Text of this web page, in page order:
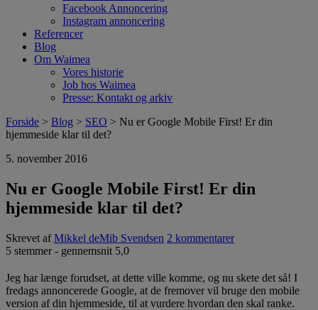
Facebook Annoncering
Instagram annoncering
Referencer
Blog
Om Waimea
Vores historie
Job hos Waimea
Presse: Kontakt og arkiv
Forside > Blog > SEO > Nu er Google Mobile First! Er din
hjemmeside klar til det?
5. november 2016
Nu er Google Mobile First! Er din
hjemmeside klar til det?
Skrevet afMikkel deMib Svendsen 2 kommentarer
5 stemmer - gennemsnit 5,0
Jeg har længe forudset, at dette ville komme, og nu skete det så! I
fredags annoncerede Google, at de fremover vil bruge den mobile
version af din hjemmeside, til at vurdere hvordan den skal ranke.